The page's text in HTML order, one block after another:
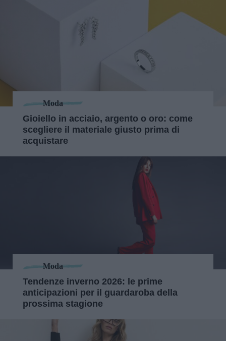
Moda
Gioiello in acciaio, argento o oro: come
scegliere il materiale giusto prima di
acquistare
Moda
Tendenze inverno 2026: le prime
anticipazioni per il guardaroba della
prossima stagione